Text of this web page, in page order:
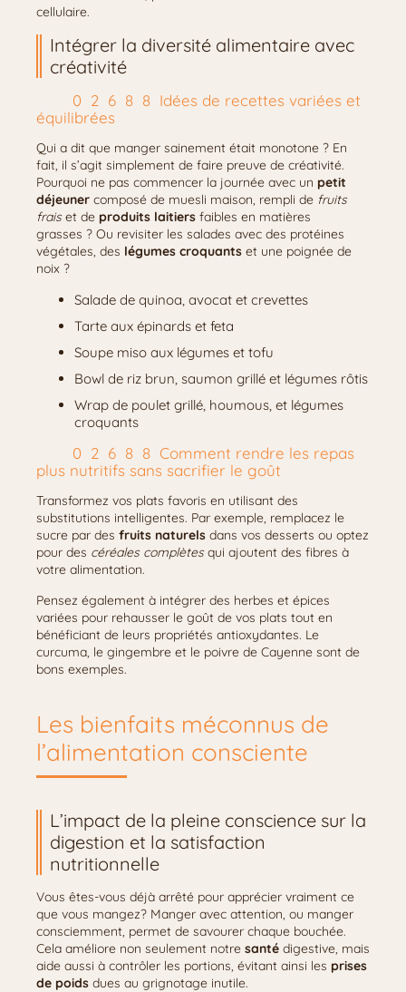
cellulaire.
Intégrer la diversité alimentaire avec
créativité
Idées de recettes variées et
équilibrées
Qui a dit que manger sainement était monotone ? En
fait, il s’agit simplement de faire preuve de créativité.
Pourquoi ne pas commencer la journée avec un petit
déjeuner composé de muesli maison, rempli de fruits
fraiset de produits laitiers faibles en matières
grasses ? Ou revisiter les salades avec des protéines
végétales, des légumes croquants et une poignée de
noix ?
Salade de quinoa, avocat et crevettes
Tarte aux épinards et feta
Soupe miso aux légumes et tofu
Bowl de riz brun, saumon grillé et légumes rôtis
Wrap de poulet grillé, houmous, et légumes
croquants
Comment rendre les repas
plus nutritifs sans sacrifier le goût
Transformez vos plats favoris en utilisant des
substitutions intelligentes. Par exemple, remplacez le
sucre par des fruits naturels dans vos desserts ou optez
pour des céréales complètesqui ajoutent des fibres à
votre alimentation.
Pensez également à intégrer des herbes et épices
variées pour rehausser le goût de vos plats tout en
bénéficiant de leurs propriétés antioxydantes. Le
curcuma, le gingembre et le poivre de Cayenne sont de
bons exemples.
Les bienfaits méconnus de
l’alimentation consciente
L’impact de la pleine conscience sur la
digestion et la satisfaction
nutritionnelle
Vous êtes-vous déjà arrêté pour apprécier vraiment ce
que vous mangez? Manger avec attention, ou manger
consciemment, permet de savourer chaque bouchée.
Cela améliore non seulement notre santé digestive, mais
aide aussi à contrôler les portions, évitant ainsi les prises
de poids dues au grignotage inutile.